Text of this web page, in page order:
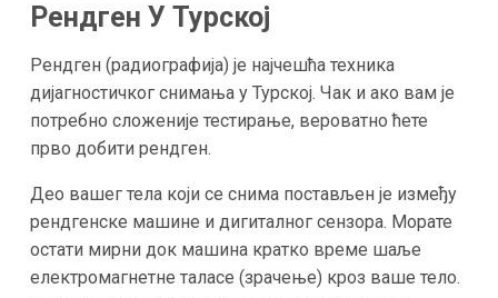
Рендген У Турској
Рендген (радиографија) је најчешћа техника
дијагностичког снимања у Турској. Чак и ако вам је
потребно сложеније тестирање, вероватно ћете
прво добити рендген.
Део вашег тела који се снима постављен је између
рендгенске машине и дигиталног сензора. Морате
остати мирни док машина кратко време шаље
електромагнетне таласе (зрачење) кроз ваше тело.